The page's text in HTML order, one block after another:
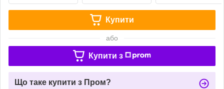
Купити
або
Купити з
Що таке купити з Пром?